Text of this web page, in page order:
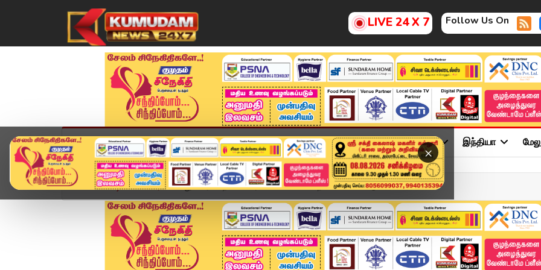
LIVE 24 X 7 Follow Us On
×
முகப்பு விளையாட்டு அண்மை தமிழ்நாடு சினிமா அரசியல் விளையாட்டு இந்தியா
Home வீடியோ ஸ்டோரி மறுவரையறை விவகாரம் கிளைமாக்ஸ் - நாளை வாக்கெடுப்...